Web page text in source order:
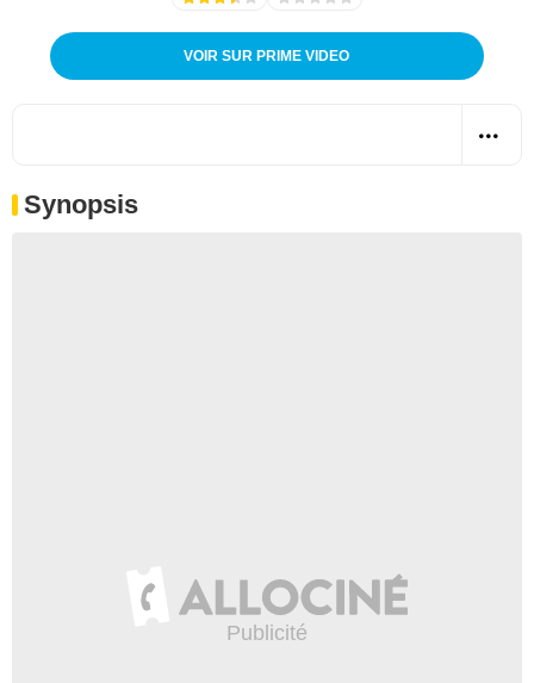
VOIR SUR PRIME VIDEO
Synopsis